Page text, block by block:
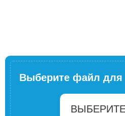
Выберите файл для